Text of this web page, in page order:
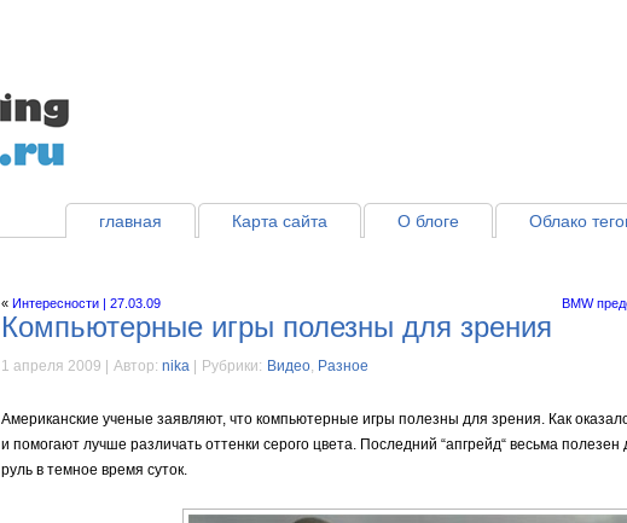
главная Карта сайта О блоге Облако
« Интересности | 27.03.09 BMW
Компьютерные игры полезны для зрения
1 апреля 2009 | Автор: nika Рубрики: Видео, Разное
Американские ученые заявляют, что компьютерные игры полезны для зрения. Как
и помогают лучше различать оттенки серого цвета. Последний “апгрейд“ весьма полезен
руль в темное время суток.